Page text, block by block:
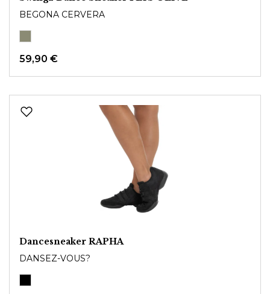
BEGONA CERVERA
59,90 €
Dancesneaker RAPHA
DANSEZ-VOUS?